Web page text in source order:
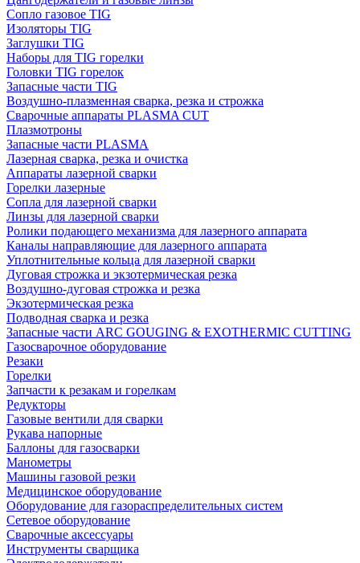
Сопло газовое TIG
Изоляторы TIG
Заглушки TIG
Наборы для TIG горелки
Головки TIG горелок
Запасные части TIG
Воздушно-плазменная сварка, резка и строжка
Сварочные аппараты PLASMA CUT
Плазмотроны
Запасные части PLASMA
Лазерная сварка, резка и очистка
Аппараты лазерной сварки
Горелки лазерные
Сопла для лазерной сварки
Линзы для лазерной сварки
Ролики подающего механизма для лазерного аппарата
Каналы направляющие для лазерного аппарата
Уплотнительные кольца для лазерной сварки
Дуговая строжка и экзотермическая резка
Воздушно-дуговая строжка и резка
Экзотермическая резка
Подводная сварка и резка
Запасные части ARC GOUGING & EXOTHERMIC CUTTING
Газосварочное оборудование
Резаки
Горелки
Запчасти к резакам и горелкам
Редукторы
Газовые вентили для сварки
Рукава напорные
Баллоны для газосварки
Манометры
Машины газовой резки
Медицинское оборудование
Оборудование для газораспределительных систем
Сетевое оборудование
Сварочные аксессуары
Инструменты сварщика